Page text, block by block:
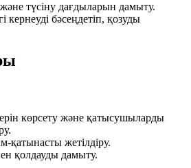
және түсіну дағдыларын дамыту.
кернеуді бәсеңдетіп, қозуды
көрсету және қатысушыларды
қатынасты жетілдіру.
қолдауды дамыту.